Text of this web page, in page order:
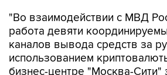
"Во взаимодействии с МВД
работа девяти
каналов вывода средств за
использованием
бизнес-центре "Москва-